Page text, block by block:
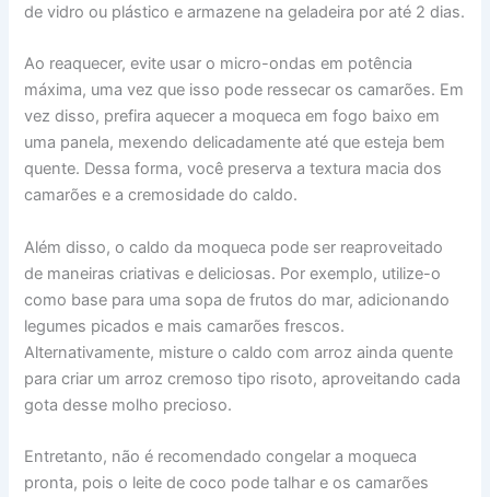
de vidro ou plástico e armazene na geladeira por até 2 dias.
Ao reaquecer, evite usar o micro-ondas em potência
máxima, uma vez que isso pode ressecar os camarões. Em
vez disso, prefira aquecer a moqueca em fogo baixo em
uma panela, mexendo delicadamente até que esteja bem
quente. Dessa forma, você preserva a textura macia dos
camarões e a cremosidade do caldo.
Além disso, o caldo da moqueca pode ser reaproveitado
de maneiras criativas e deliciosas. Por exemplo, utilize-o
como base para uma sopa de frutos do mar, adicionando
legumes picados e mais camarões frescos.
Alternativamente, misture o caldo com arroz ainda quente
para criar um arroz cremoso tipo risoto, aproveitando cada
gota desse molho precioso.
Entretanto, não é recomendado congelar a moqueca
pronta, pois o leite de coco pode talhar e os camarões